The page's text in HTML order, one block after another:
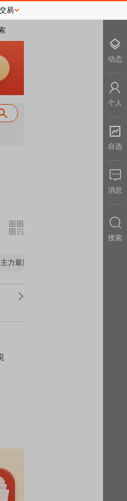
最新动向
易
动态
个人
自选
消息
搜索